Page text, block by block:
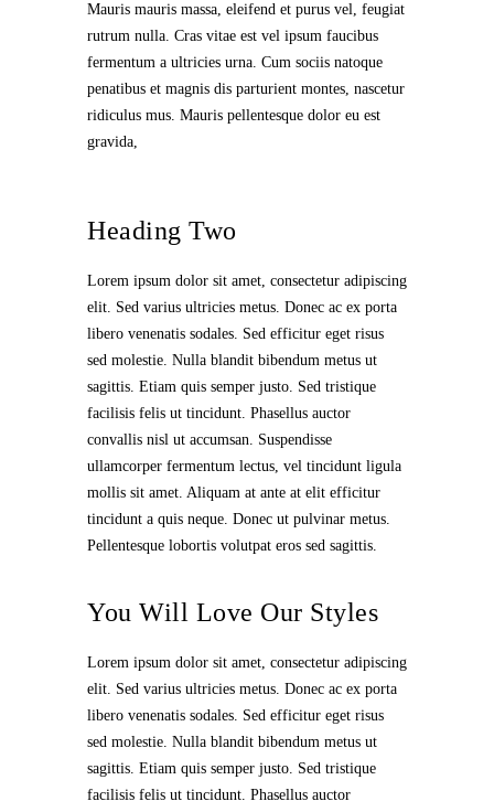
Mauris mauris massa, eleifend et purus vel, feugiat
rutrum nulla. Cras vitae est vel ipsum faucibus
fermentum a ultricies urna. Cum sociis natoque
penatibus et magnis dis parturient montes, nascetur
ridiculus mus. Mauris pellentesque dolor eu est
gravida,
Heading Two
Lorem ipsum dolor sit amet, consectetur adipiscing
elit. Sed varius ultricies metus. Donec ac ex porta
libero venenatis sodales. Sed efficitur eget risus
sed molestie. Nulla blandit bibendum metus ut
sagittis. Etiam quis semper justo. Sed tristique
facilisis felis ut tincidunt. Phasellus auctor
convallis nisl ut accumsan. Suspendisse
ullamcorper fermentum lectus, vel tincidunt ligula
mollis sit amet. Aliquam at ante at elit efficitur
tincidunt a quis neque. Donec ut pulvinar metus.
Pellentesque lobortis volutpat eros sed sagittis.
You Will Love Our Styles
Lorem ipsum dolor sit amet, consectetur adipiscing
elit. Sed varius ultricies metus. Donec ac ex porta
libero venenatis sodales. Sed efficitur eget risus
sed molestie. Nulla blandit bibendum metus ut
sagittis. Etiam quis semper justo. Sed tristique
facilisis felis ut tincidunt. Phasellus auctor